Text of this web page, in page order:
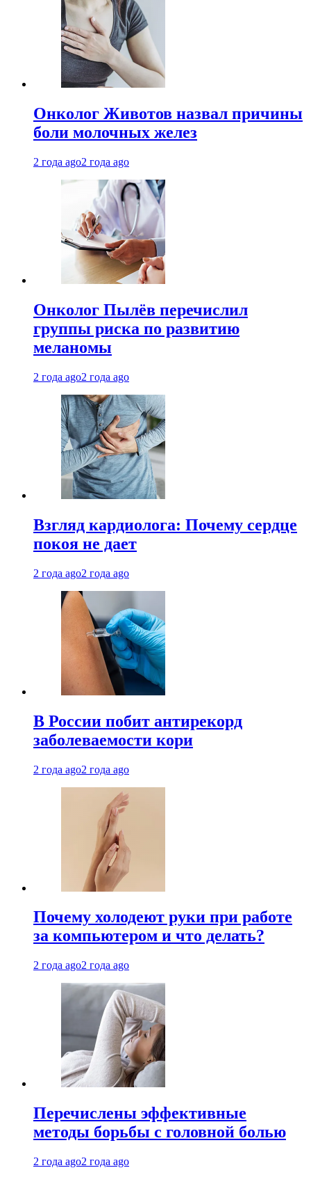
Онколог Животов назвал причины
боли молочных желез
2 года ago2 года ago
Онколог Пылёв перечислил
группы риска по развитию
меланомы
2 года ago2 года ago
Взгляд кардиолога: Почему сердце
покоя не дает
2 года ago2 года ago
В России побит антирекорд
заболеваемости кори
2 года ago2 года ago
Почему холодеют руки при работе
за компьютером и что делать?
2 года ago2 года ago
Перечислены эффективные
методы борьбы с головной болью
2 года ago2 года ago